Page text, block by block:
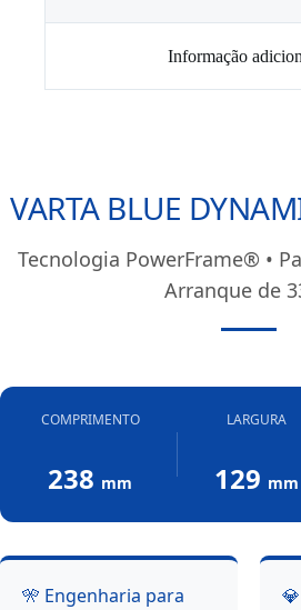
Informação
VARTA BLUE
Tecnologia PowerFrame® •
Arranque de
COMPRIMENTO
238 mm
LARGURA
129 mm
🎌 Engenharia para